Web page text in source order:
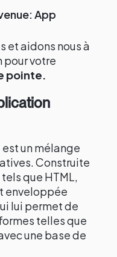
App
et aidons nous à
pour votre
pointe.
est un mélange
Construite
que HTML,
enveloppée
lui permet de
telles que
une base de